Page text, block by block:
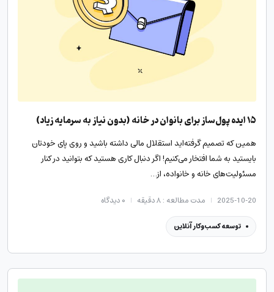
۱۵ ایده پول‌ساز برای بانوان در خانه (بدون نیاز به سرمایه زیاد)
همین که تصمیم گرفته‌اید استقلال مالی داشته باشید و روی پای خودتان
بایستید به شما افتخار می‌کنیم! اگر دنبال کاری هستید که بتوانید در کنار
مسئولیت‌های خانه و خانواده، از…
2025-10-20 مدت مطالعه : ۸ دقیقه ۰دیدگاه
توسعه کسب‌وکار آنلاین